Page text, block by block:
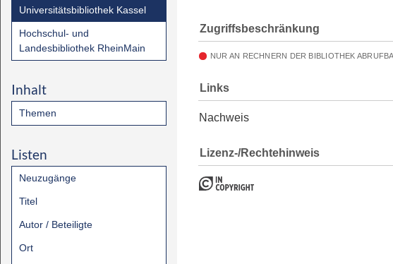
Universitätsbibliothek Kassel
Hochschul- und
Landesbibliothek RheinMain
Inhalt
Themen
Listen
Neuzugänge
Titel
Autor / Beteiligte
Ort
Zugriffsbeschränkung
NUR AN RECHNERN DER BIBLIOTHEK
Links
Nachweis
Lizenz-/Rechtehinweis